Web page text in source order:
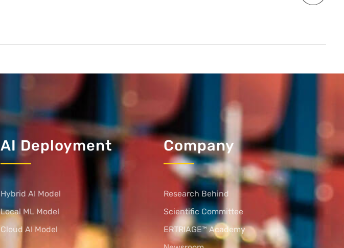
AI Deployment
Hybrid AI Model
Local ML Model
Cloud AI Model
Company
Research Behind
Scientific Committee
ERTRIAGE™ Academy